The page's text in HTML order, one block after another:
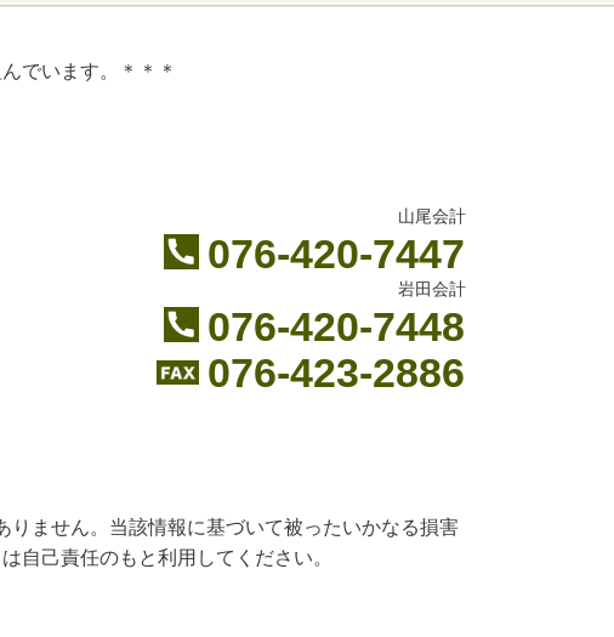
でいます。＊＊＊
山尾会計
076-420-7447
岩田会計
076-420-7448
076-423-2886
ません。当該情報に基づいて被ったいかなる損害
自己責任のもと利用してください。